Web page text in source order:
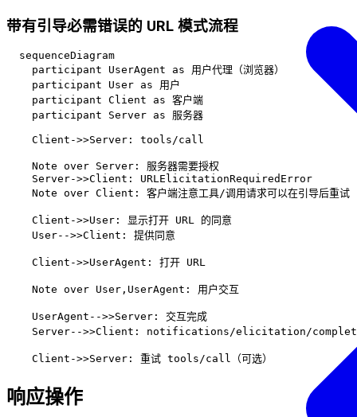
带有引导必需错误的 URL 模式流程
  sequenceDiagram
    participant UserAgent as 用户代理（浏览器）
    participant User as 用户
    participant Client as 客户端
    participant Server as 服务器
    Client->>Server: tools/call
    Note over Server: 服务器需要授权
    Server->>Client: URLElicitationRequiredError
    Note over Client: 客户端注意工具/调用请求可以在引导后重试
    Client->>User: 显示打开 URL 的同意
    User-->>Client: 提供同意
    Client->>UserAgent: 打开 URL
    Note over User,UserAgent: 用户交互
    UserAgent-->>Server: 交互完成
Server-->>Client: notifications/elicitation/
响应操作